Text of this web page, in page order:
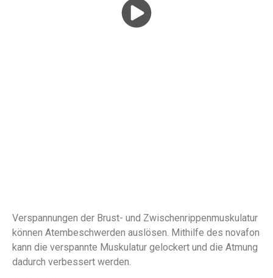
Verspannungen der Brust- und Zwischenrippenmuskulatur
können Atembeschwerden auslösen. Mithilfe des novafon
kann die verspannte Muskulatur gelockert und die Atmung
dadurch verbessert werden.